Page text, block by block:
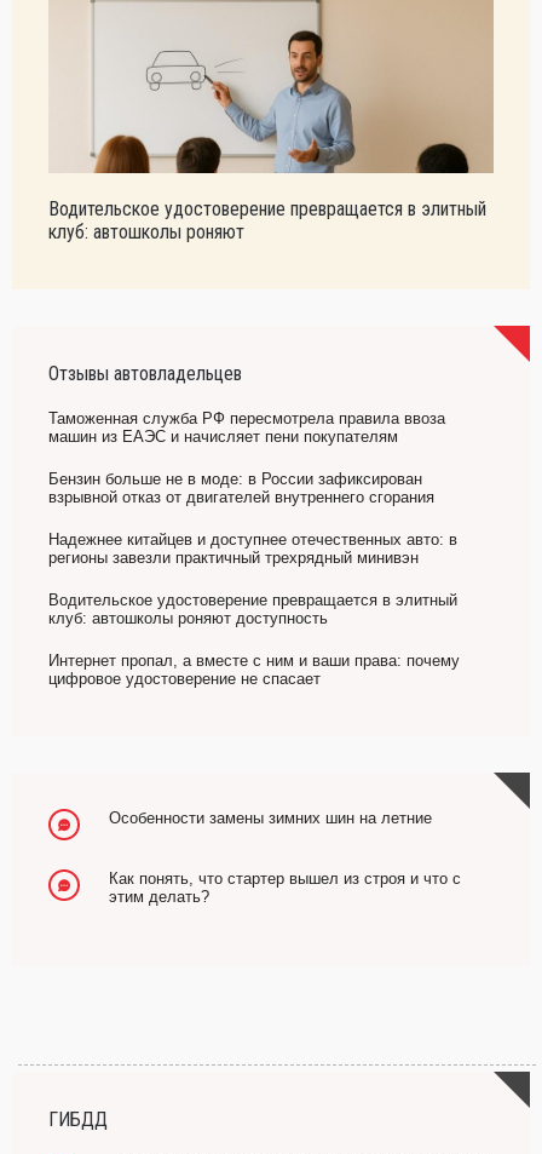
Водительское удостоверение превращается в элитный
клуб: автошколы роняют
Отзывы автовладельцев
Таможенная служба РФ пересмотрела правила ввоза
машин из ЕАЭС и начисляет пени покупателям
Бензин больше не в моде: в России зафиксирован
взрывной отказ от двигателей внутреннего сгорания
Надежнее китайцев и доступнее отечественных авто: в
регионы завезли практичный трехрядный минивэн
Водительское удостоверение превращается в элитный
клуб: автошколы роняют доступность
Интернет пропал, а вместе с ним и ваши права: почему
цифровое удостоверение не спасает
Особенности замены зимних шин на летние
Как понять, что стартер вышел из строя и что с
этим делать?
ГИБДД